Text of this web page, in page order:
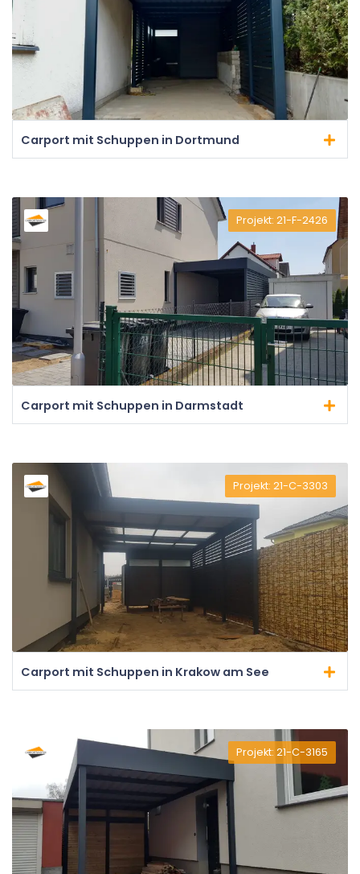
Carport mit Schuppen in Dortmund
Projekt: 21-F-2426
Carport mit Schuppen in Darmstadt
Projekt: 21-C-3303
Carport mit Schuppen in Krakow am See
Projekt: 21-C-3165